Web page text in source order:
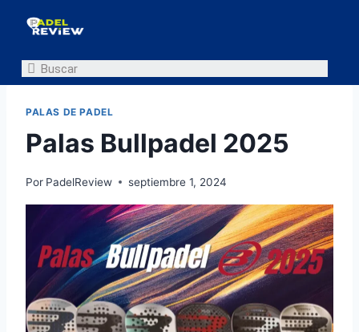
PALAS DE PADEL
Palas Bullpadel 2025
Por PadelReview septiembre 1, 2024